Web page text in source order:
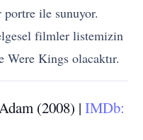
ile sunuyor.
filmler listemizin
Were Kings olacaktır.
(2008) |IMDb: